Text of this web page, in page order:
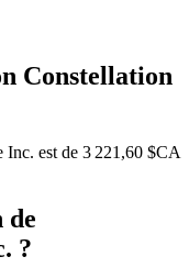
Constellation
est de 3 221,60 $CA
de
?